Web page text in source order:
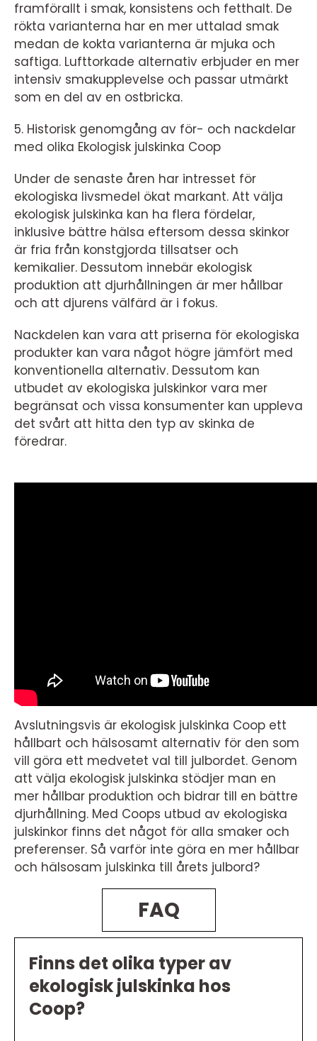
framförallt i smak, konsistens och fetthalt. De
rökta varianterna har en mer uttalad smak
medan de kokta varianterna är mjuka och
saftiga. Lufttorkade alternativ erbjuder en mer
intensiv smakupplevelse och passar utmärkt
som en del av en ostbricka.
5. Historisk genomgång av för- och nackdelar
med olika Ekologisk julskinka Coop
Under de senaste åren har intresset för
ekologiska livsmedel ökat markant. Att välja
ekologisk julskinka kan ha flera fördelar,
inklusive bättre hälsa eftersom dessa skinkor
är fria från konstgjorda tillsatser och
kemikalier. Dessutom innebär ekologisk
produktion att djurhållningen är mer hållbar
och att djurens välfärd är i fokus.
Nackdelen kan vara att priserna för ekologiska
produkter kan vara något högre jämfört med
konventionella alternativ. Dessutom kan
utbudet av ekologiska julskinkor vara mer
begränsat och vissa konsumenter kan uppleva
det svårt att hitta den typ av skinka de
föredrar.
Avslutningsvis är ekologisk julskinka Coop ett
hållbart och hälsosamt alternativ för den som
vill göra ett medvetet val till julbordet. Genom
att välja ekologisk julskinka stödjer man en
mer hållbar produktion och bidrar till en bättre
djurhållning. Med Coops utbud av ekologiska
julskinkor finns det något för alla smaker och
preferenser. Så varför inte göra en mer hållbar
och hälsosam julskinka till årets julbord?
FAQ
Finns det olika typer av
ekologisk julskinka hos
Coop?